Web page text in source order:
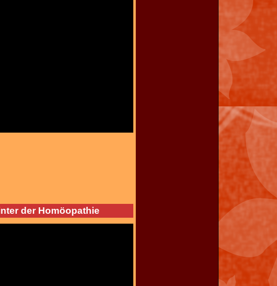
der Homöopathie